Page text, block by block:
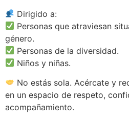
Dirigido a:
Personas que atraviesan
género.
Personas de la diversidad.
Niños y niñas.
No estás sola. Acércate y
en un espacio de respeto,
acompañamiento.